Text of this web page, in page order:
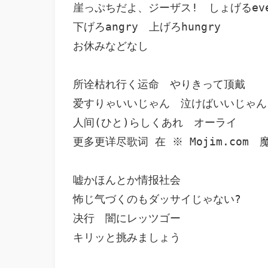
崖っぷちだよ、ジーザス!　しょげる
下げろangry　上げろhungry
お休みなどなし
所诠枯れ行く运命　やりきって顶戴
爱すりゃいいじゃん　泣けばいいじゃん
人间(ひと)らしくあれ　オーライ
更多更详尽歌词 在 ※ Mojim.com　
嘘かほんとか情报社会
怖じ气づくのもダッサイじゃない?
决行　闇にレッツゴー
キリッと挑みましょう